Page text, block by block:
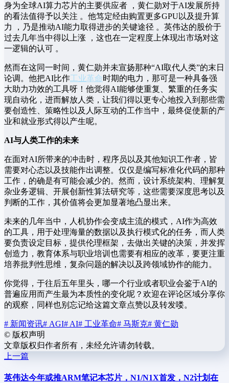
身为全球AI算力芯片的主要供应者 ，黄仁勋对于AI发展所持
的看法值得予以关注 。他笃定经由购置更多GPU以及提升算
力 ，乃是推动AI能力取得进步的关键途径 。英伟达的股价于
过去几年当中得以上涨 ，这也在一定程度上体现出市场对这
一逻辑的认可 。
然而在这同一时间，黄仁勋并未宣扬那种“AI取代人类”的末日
论调。他把AI比作工业革命时期的电力，那可是一种具备强
大助力功效的工具呀！他觉得AI能够使重复、繁重的任务实
现自动化，进而解放人类，让我们得以更专心地投入到那些需
要创造性、策略性以及人际互动的工作当中，最终促使新的产
业和就业形式得以产生呢。
AI与人类工作的未来
在面对AI所带来的冲击时，程序员以及其他知识工作者，皆
需要对心态以及技能作出调整。仅仅是编写标准化代码的那种
工作，的确是有可能会减少的。然而，设计系统架构、理解复
杂业务逻辑、开展创新性算法研究等，这些需要深度思考以及
判断的工作，其价值将会更加显著地凸显出来。
未来的几年当中，人机协作会变成主流的模式，AI作为高效
的工具，用于处理海量的数据以及执行模式化的任务，而人类
要负责设定目标，提供伦理框架，去做出关键的决策，并发挥
创造力，教育体系与职业培训也需要有相应的改革，要更注重
培养批判性思维，复杂问题的解决以及跨领域协作的能力。
你觉得，于往后五年里头，哪一个行业或者职业会鉴于AI的
普遍应用而产生最为本质性的变化呢？欢迎在评论区域分享你
的观察，同样也别忘记给这篇文章点赞以及转发喽。
# 新闻资讯# AGI# AI# 工业革命# 马斯克# 黄仁勋
© 版权声明
文章版权归作者所有，未经允许请勿转载。
上一篇
英伟达今年或推ARM笔记本芯片，N1/N1X首发，N2计划在